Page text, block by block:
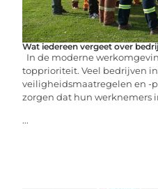
Wat iedereen vergeet over
In de moderne
topprioriteit. Veel bedrijven
veiligheidsmaatregelen en -
zorgen dat hun werknemers
...